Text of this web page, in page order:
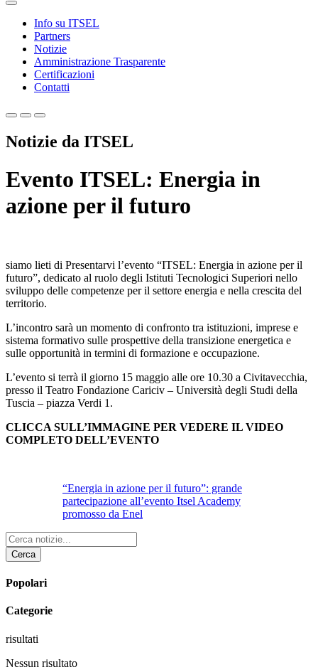
Info su ITSEL
Partners
Notizie
Amministrazione Trasparente
Certificazioni
Contatti
Notizie da ITSEL
Evento ITSEL: Energia in
azione per il futuro
siamo lieti di Presentarvi l’evento “ITSEL: Energia in azione per il
futuro”, dedicato al ruolo degli Istituti Tecnologici Superiori nello
sviluppo delle competenze per il settore energia e nella crescita del
territorio.
L’incontro sarà un momento di confronto tra istituzioni, imprese e
sistema formativo sulle prospettive della transizione energetica e
sulle opportunità in termini di formazione e occupazione.
L’evento si terrà il giorno 15 maggio alle ore 10.30 a Civitavecchia,
presso il Teatro Fondazione Cariciv – Università degli Studi della
Tuscia – piazza Verdi 1.
CLICCA SULL’IMMAGINE PER VEDERE IL VIDEO
COMPLETO DELL’EVENTO
“Energia in azione per il futuro”: grande
partecipazione all’evento Itsel Academy
promosso da Enel
Cerca
Popolari
Categorie
risultati
Nessun risultato